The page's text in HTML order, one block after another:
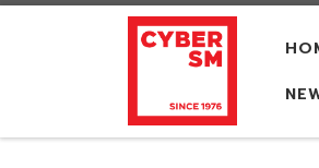
Skip to content